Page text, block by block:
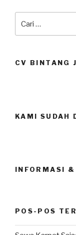
CV BINTANG
KAMI SUDAH
INFORMASI
POS-POS